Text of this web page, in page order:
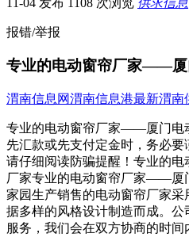
报错/举报
专业的电动窗帘厂家——厦
渭南信息网渭南信息港最新渭南
专业的电动窗帘厂家——厦门电
先汇款或先支付定金时，务必
请仔细阅读防骗提醒！专业的
厂家专业的电动窗帘厂家
家园生产销售的电动窗帘厂家
据多样的风格设计制造而成。
服务，我们会在双方协商的时